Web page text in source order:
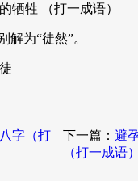
牺牲 （打一成语）
解为“徒然”。
字（打
下一篇：避
（打一成语）